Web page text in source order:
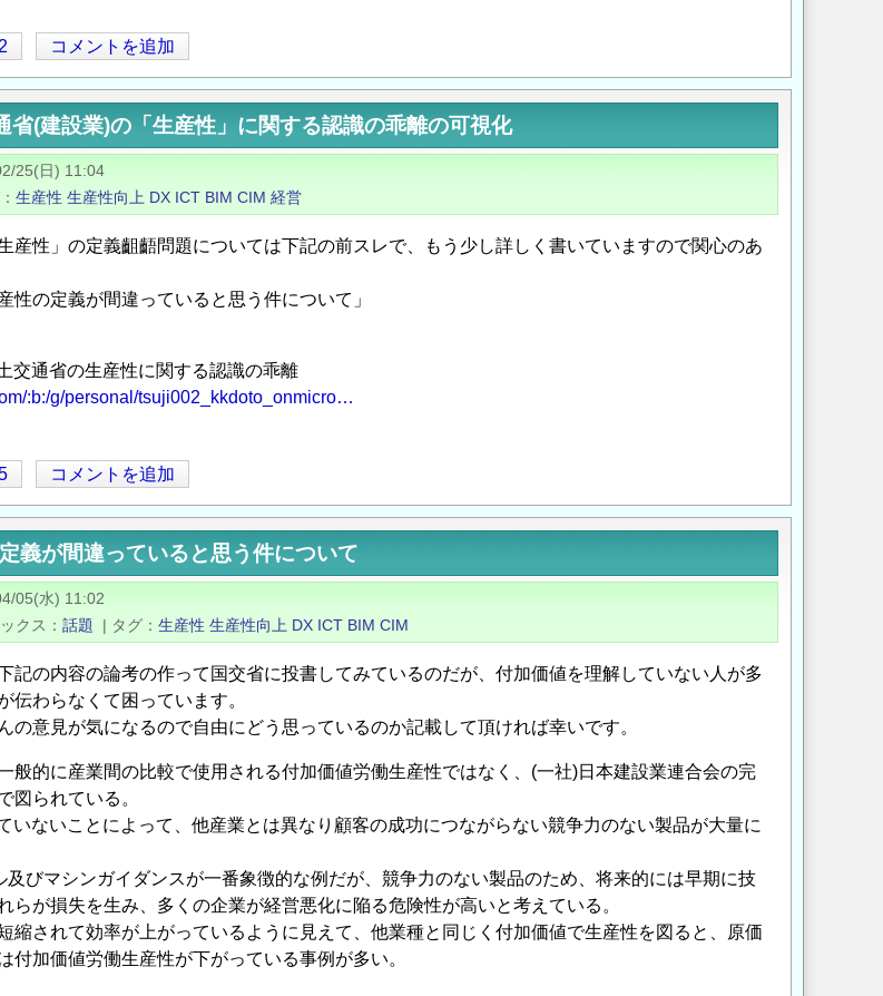
コメントを追加
省(建設業)の「生産性」に関する認識の乖離の可視化
25(日) 11:04
生産性 生産性向上 DX ICT BIM CIM 経営
産性」の定義齟齬問題については下記の前スレで、もう少し詳しく書いていますので関心のあ
性の定義が間違っていると思う件について」
交通省の生産性に関する認識の乖離
:b:/g/personal/tsuji002_kkdoto_onmicro…
コメントを追加
義が間違っていると思う件について
05(水) 11:02
クス 話題 | タグ 生産性 生産性向上 DX ICT BIM CIM
記の内容の論考の作って国交省に投書してみているのだが、付加価値を理解していない人が多
伝わらなくて困っています。
の意見が気になるので自由にどう思っているのか記載して頂ければ幸いです。
般的に産業間の比較で使用される付加価値労働生産性ではなく、(一社)日本建設業連合会の完
図られている。
いないことによって、他産業とは異なり顧客の成功につながらない競争力のない製品が大量に
及びマシンガイダンスが一番象徴的な例だが、競争⼒のない製品のため、将来的には早期に技
らが損失を⽣み、多くの企業が経営悪化に陥る危険性が⾼いと考えている。
縮されて効率が上がっているように見えて、他業種と同じく付加価値で生産性を図ると、原価
付加価値労働生産性が下がっている事例が多い。